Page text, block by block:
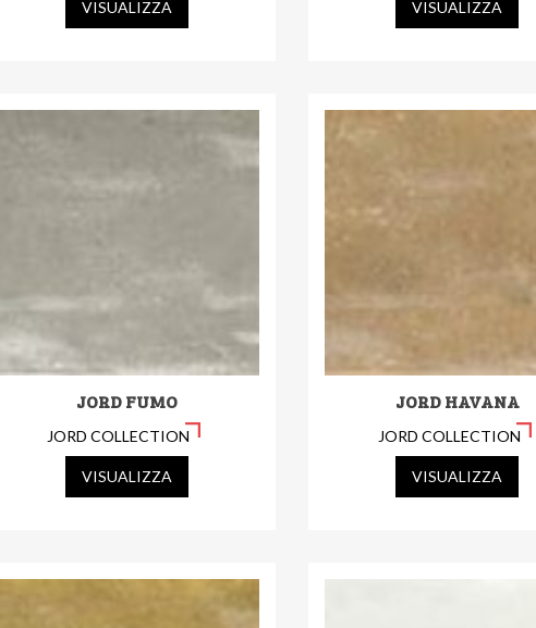
VISUALIZZA VISUALIZZA
JORD FUMO
JORD COLLECTION
VISUALIZZA
JORD HAVANA
JORD COLLECTION
VISUALIZZA